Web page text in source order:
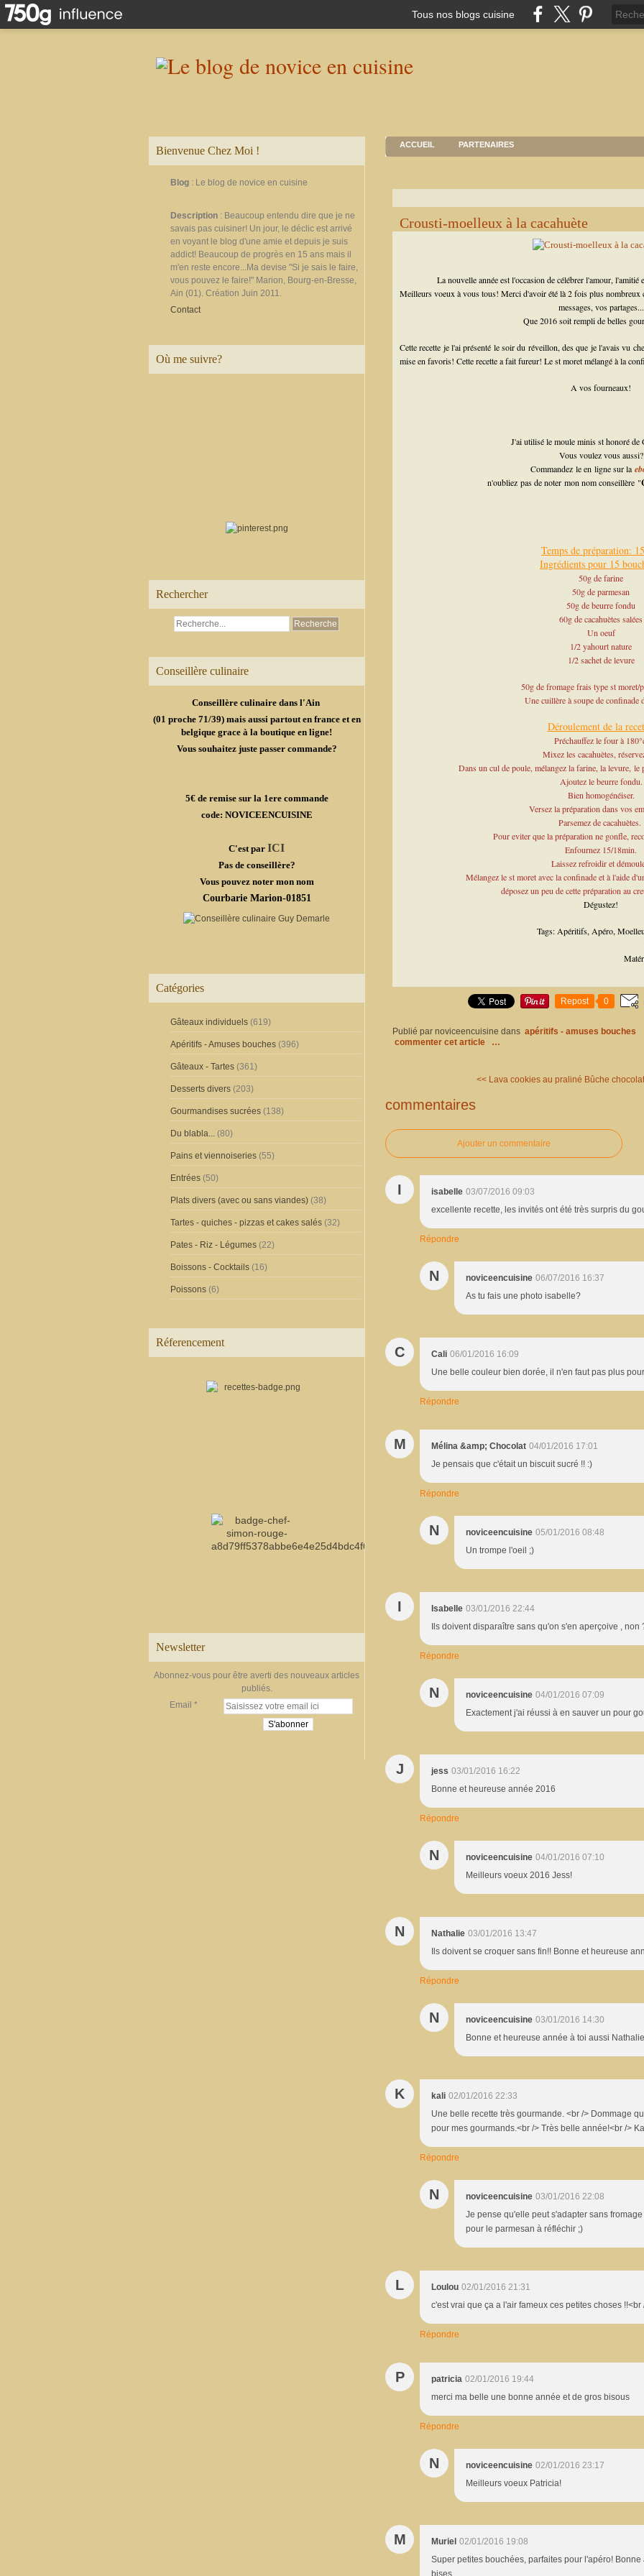
Tous nos blogs cuisine
Bienvenue Chez Moi !
Blog : Le blog de novice en cuisine
Description : Beaucoup entendu dire que je ne
savais pas cuisiner! Un jour, le déclic est arrivé
en voyant le blog d'une amie et depuis je suis
addict! Beaucoup de progrès en 15 ans mais il
m'en reste encore...Ma devise "Si je sais le faire,
vous pouvez le faire!" Marion, Bourg-en-Bresse,
Ain (01). Création Juin 2011.
Contact
Où me suivre?
Rechercher
Conseillère culinaire
Conseillère culinaire dans l'Ain
(01 proche 71/39) mais aussi partout en france et en
belgique grace à la boutique en ligne!
Vous souhaitez juste passer commande?
5€ de remise sur la 1ere commande
code: NOVICEENCUISINE
C'est par ICI
Pas de conseillère?
Vous pouvez noter mon nom
Courbarie Marion-01851
Catégories
Gâteaux individuels (619)
Apéritifs - Amuses bouches (396)
Gâteaux - Tartes (361)
Desserts divers (203)
Gourmandises sucrées (138)
Du blabla... (80)
Pains et viennoiseries (55)
Entrées (50)
Plats divers (avec ou sans viandes) (38)
Tartes - quiches - pizzas et cakes salés (32)
Pates - Riz - Légumes (22)
Boissons - Cocktails (16)
Poissons (6)
Réferencement
Newsletter
Abonnez-vous pour être averti des nouveaux articles
publiés.
Email
ACCUEIL PARTENAIRES
Crousti-moelleux à la cacahuète
La nouvelle année est l'occasion de célébrer l'amour, l'amitié
Meilleurs voeux à vous tous! Merci d'avoir été là 2 fois plus nombreux
messages, vos partages...
Que 2016 soit rempli de belles
Cette recette je l'ai présenté le soir du réveillon, des que je l'avais vu
mise en favoris! Cette recette a fait fureur! Le st moret mélangé à la
A vos fourneaux!
J'ai utilisé le moule minis st honoré de
Vous voulez vous aussi?
Commandez le en ligne sur la
n'oubliez pas de noter mon nom conseillère "
Temps de préparation:
Ingrédients pour 15
50g de farine
50g de parmesan
50g de beurre fondu
60g de cacahuètes salées
Un oeuf
1/2 yahourt nature
1/2 sachet de levure
50g de fromage frais type st moret/
Une cuillère à soupe de confinade
Déroulement de la
Préchauffez le four à
Mixez les cacahuètes,
Dans un cul de poule, mélangez la farine, la levure, le
Ajoutez le beurre fondu.
Bien homogénéiser.
Versez la préparation dans vos
Parsemez de cacahuètes.
Pour eviter que la préparation ne gonfle,
Enfournez 15/18min.
Laissez refroidir et
Mélangez le st moret avec la confinade et à l'aide
déposez un peu de cette préparation au
Dégustez!
Tags: Apéritifs, Apéro,
Repost 0
Publié par noviceencuisine dans apéritifs - amuses bouches
commenter cet article
…
<< Lava cookies au praliné Bûche
commentaires
Ajouter un commentaire
I isabelle 03/07/2016 09:03
excellente recette, les invités ont été très surpris du
Répondre
N noviceencuisine 06/07/2016 16:37
As tu fais une photo isabelle?
C Cali 06/01/2016 16:09
Une belle couleur bien dorée, il n'en faut pas plus
Répondre
M Mélina &amp; Chocolat 04/01/2016 17:01
Je pensais que c'était un biscuit sucré !! :)
Répondre
N noviceencuisine 05/01/2016 08:48
Un trompe l'oeil ;)
I Isabelle 03/01/2016 22:44
Ils doivent disparaître sans qu'on s'en aperçoive , non
Répondre
N noviceencuisine 04/01/2016 07:09
Exactement j'ai réussi à en sauver un pour
J jess 03/01/2016 16:22
Bonne et heureuse année 2016
Répondre
N noviceencuisine 04/01/2016 07:10
Meilleurs voeux 2016 Jess!
N Nathalie 03/01/2016 13:47
Ils doivent se croquer sans fin!! Bonne et heureuse
Répondre
N noviceencuisine 03/01/2016 14:30
Bonne et heureuse année à toi aussi
K kali 02/01/2016 22:33
Une belle recette très gourmande. <br /> Dommage
pour mes gourmands.<br /> Très belle année!<br />
Répondre
N noviceencuisine 03/01/2016 22:08
Je pense qu'elle peut s'adapter sans
pour le parmesan à réfléchir ;)
L Loulou 02/01/2016 21:31
c'est vrai que ça a l'air fameux ces petites choses !!<br
Répondre
P patricia 02/01/2016 19:44
merci ma belle une bonne année et de gros bisous
Répondre
N noviceencuisine 02/01/2016 23:17
Meilleurs voeux Patricia!
M Muriel 02/01/2016 19:08
Super petites bouchées, parfaites pour l'apéro!
bises